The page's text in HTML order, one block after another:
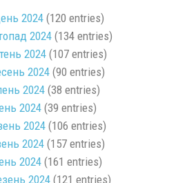
2024(120 entries)
2024(134 entries)
2024(107 entries)
2024(90 entries)
2024(38 entries)
2024(39 entries)
2024(106 entries)
2024(157 entries)
2024(161 entries)
2024(121 entries)